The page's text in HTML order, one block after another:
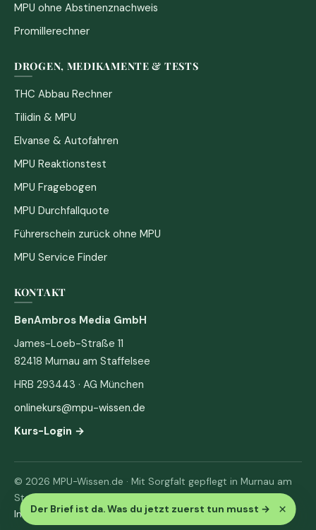
Der Brief ist da. Was du jetzt zuerst tun musst → ×
MPU ohne Abstinenznachweis
Promillerechner
DROGEN, MEDIKAMENTE & TESTS
THC Abbau Rechner
Tilidin & MPU
Elvanse & Autofahren
MPU Reaktionstest
MPU Fragebogen
MPU Durchfallquote
Führerschein zurück ohne MPU
MPU Service Finder
KONTAKT
BenAmbros Media GmbH
James-Loeb-Straße 11
82418 Murnau am Staffelsee
HRB 293443 · AG München
onlinekurs@mpu-wissen.de
Kurs-Login →
© 2026 MPU-Wissen.de · Mit Sorgfalt gepflegt in Murnau am
Staffelsee
Impressum· Datenschutz & AGB